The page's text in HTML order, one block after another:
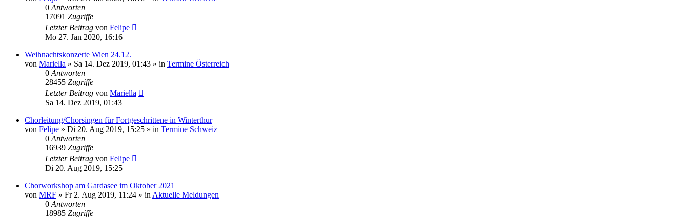
0 Antworten
17091 Zugriffe
Letzter Beitrag von Felipe
Mo 27. Jan 2020, 16:16
Weihnachtskonzerte Wien 24.12.
von Mariella » Sa 14. Dez 2019, 01:43 » in Termine Österreich
0 Antworten
28455 Zugriffe
Letzter Beitrag von Mariella
Sa 14. Dez 2019, 01:43
Chorleitung/Chorsingen für Fortgeschrittene in Winterthur
von Felipe » Di 20. Aug 2019, 15:25 » in Termine Schweiz
0 Antworten
16939 Zugriffe
Letzter Beitrag von Felipe
Di 20. Aug 2019, 15:25
Chorworkshop am Gardasee im Oktober 2021
von MRF » Fr 2. Aug 2019, 11:24 » in Aktuelle Meldungen
0 Antworten
18985 Zugriffe